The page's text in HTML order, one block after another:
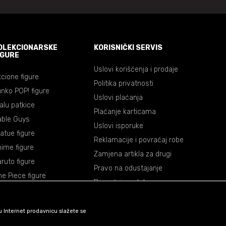
figure
POP! figure
patkice
Guys
figure
figure
figure
Piece figure
KORISNIČKI SERVIS
Uslovi korišćenja i prodaje
Politika privatnosti
Uslovi plaćanja
Plaćanje karticama
Uslovi isporuke
Reklamacije i povraćaj robe
Zamjena artikla za drugi
Pravo na odustajanje
Povraćaj sredstava
Internet prodavnicu slažete se